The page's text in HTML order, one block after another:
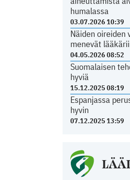
humalassa
03.07.2026 10:39
Näiden oireiden
menevät
04.05.2026 08:52
Suomalaisen
hyviä
15.12.2025 08:19
Espanjassa
hyvin
07.12.2025 13:59